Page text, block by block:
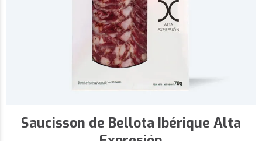
Saucisson de Bellota Ibérique Alta